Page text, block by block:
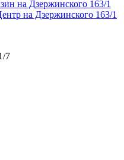
на Дзержинского 163/1
на Дзержинского 163/1
7